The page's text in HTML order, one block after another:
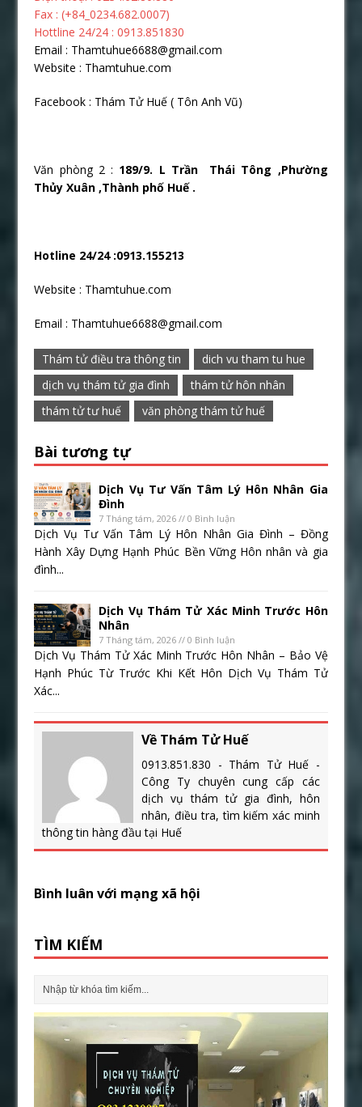
Fax : (+84_0234.682.0007)
Hottline 24/24 : 0913.851830
Email : Thamtuhue6688@gmail.com
Website : Thamtuhue.com
Facebook : Thám Tử Huế ( Tôn Anh Vũ)
Văn phòng 2 : 189/9. L Trần Thái Tông ,Phường
Thủy Xuân ,Thành phố Huế .
Hotline 24/24 :0913.155213
Website : Thamtuhue.com
Email : Thamtuhue6688@gmail.com
Thám tử điều tra thông tin
dich vu tham tu hue
dịch vụ thám tử gia đình
thám tử hôn nhân
thám tử tư huế
văn phòng thám tử huế
Bài tương tự
Dịch Vụ Tư Vấn Tâm Lý Hôn Nhân Gia
Đình
7 Tháng tám, 2026 // 0 Bình luận
Dịch Vụ Tư Vấn Tâm Lý Hôn Nhân Gia Đình – Đồng
Hành Xây Dựng Hạnh Phúc Bền Vững Hôn nhân và gia
đình...
Dịch Vụ Thám Tử Xác Minh Trước Hôn
Nhân
7 Tháng tám, 2026 // 0 Bình luận
Dịch Vụ Thám Tử Xác Minh Trước Hôn Nhân – Bảo Vệ
Hạnh Phúc Từ Trước Khi Kết Hôn Dịch Vụ Thám Tử
Xác...
Về Thám Tử Huế
0913.851.830 - Thám Tử Huế -
Công Ty chuyên cung cấp các
dịch vụ thám tử gia đình, hôn
nhân, điều tra, tìm kiếm xác minh
thông tin hàng đầu tại Huế
Bình luân với mạng xã hội
TÌM KIẾM